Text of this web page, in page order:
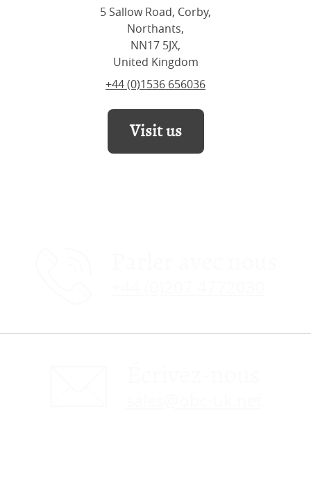
5 Sallow Road, Corby,
Northants,
NN17 5JX,
United Kingdom
+44 (0)1536 656036
Visit us